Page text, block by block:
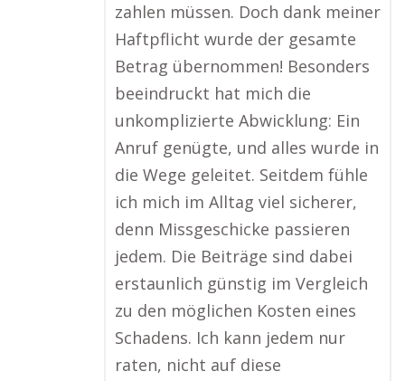
zahlen müssen. Doch dank meiner
Haftpflicht wurde der gesamte
Betrag übernommen! Besonders
beeindruckt hat mich die
unkomplizierte Abwicklung: Ein
Anruf genügte, und alles wurde in
die Wege geleitet. Seitdem fühle
ich mich im Alltag viel sicherer,
denn Missgeschicke passieren
jedem. Die Beiträge sind dabei
erstaunlich günstig im Vergleich
zu den möglichen Kosten eines
Schadens. Ich kann jedem nur
raten, nicht auf diese